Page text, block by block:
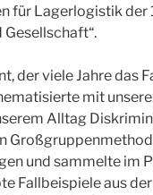
für Lagerlogistik
Gesellschaft“.
der viele Jahre das
mit
Alltag
und sammelte im
Fallbeispiele aus